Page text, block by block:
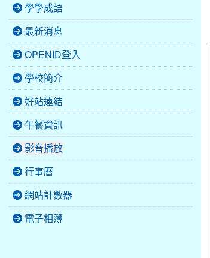
學學成語
最新消息
OPENID登入
學校簡介
好站連結
午餐資訊
影音播放
行事曆
網站計數器
電子相簿